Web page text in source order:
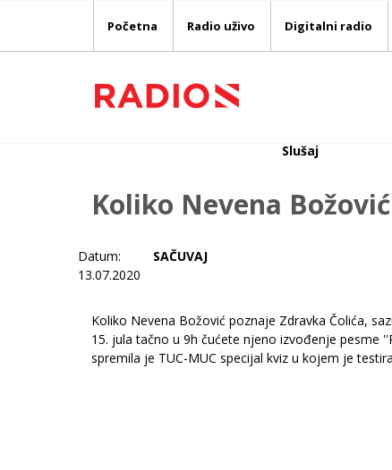
Početna Radio uživo Digitalni radio
Slušaj
Koliko Nevena
Datum:
13.07.2020
SAČUVAJ
Koliko Nevena Božović poznaje Zdravka Čolića,
15. jula tačno u 9h čućete njeno izvođenje pesme
spremila je TUC-MUC specijal kviz u kojem je